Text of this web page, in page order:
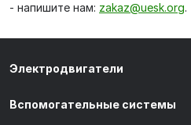
- напишите нам: zakaz@uesk.org.
Электродвигатели
Вспомогательные системы